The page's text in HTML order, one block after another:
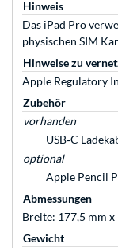
Hinweis
Das iPad Pro
physischen SIM
Hinweise zu
Apple Regulatory
Zubehör
vorhanden
USB‑C
optional
Apple Pencil
Abmessungen
Breite: 177,5 mm x
Gewicht